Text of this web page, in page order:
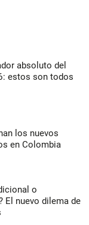
absoluto del
estos son todos
los nuevos
en Colombia
o
El nuevo dilema de